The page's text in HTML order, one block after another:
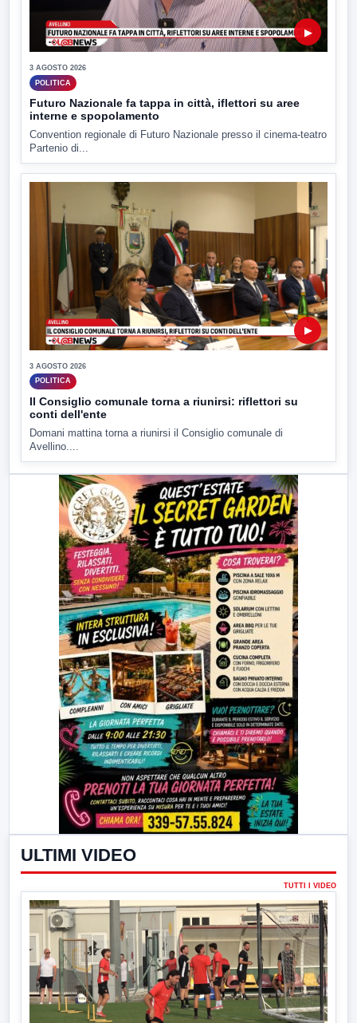
▶
3 AGOSTO 2026
POLITICA
Futuro Nazionale fa tappa in città, iflettori su aree
interne e spopolamento
Convention regionale di Futuro Nazionale presso il cinema-teatro
Partenio di...
▶
3 AGOSTO 2026
POLITICA
Il Consiglio comunale torna a riunirsi: riflettori su
conti dell'ente
Domani mattina torna a riunirsi il Consiglio comunale di
Avellino....
ULTIMI VIDEO
TUTTI I VIDEO